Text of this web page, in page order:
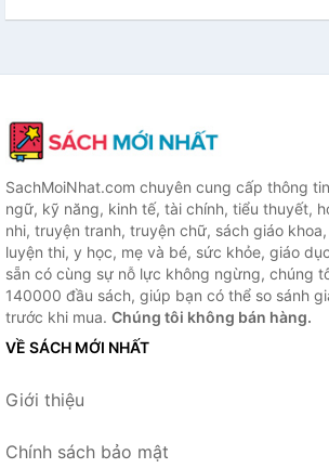
SachMoiNhat.com chuyên cung cấp thông
ngữ, kỹ năng, kinh tế, tài chính, tiểu thuyết,
nhi, truyện tranh, truyện chữ, sách giáo
luyện thi, y học, mẹ và bé, sức khỏe, giáo
sẵn có cùng sự nỗ lực không ngừng, chúng
140000 đầu sách, giúp bạn có thể so sánh
trước khi mua. Chúng tôi không bán hàng.
VỀ SÁCH MỚI NHẤT
Giới thiệu
Chính sách bảo mật